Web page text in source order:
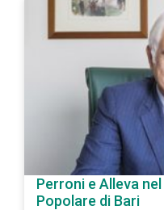
Perroni e Alleva
Popolare di Bari